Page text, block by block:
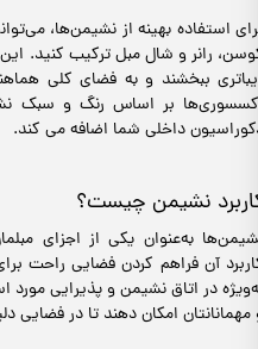
استفاده بهینه از نشیمن‌ها،
رانر و شال مبل ترکیب کنید.
ببخشند و به فضای کلی
بر اساس رنگ و سبک
داخلی شما اضافه می کند.
نشیمن چیست؟
به‌عنوان یکی از اجزای
آن‌ فراهم کردن فضایی راحت
در اتاق نشیمن و پذیرایی مورد
مهمانانتان امکان دهند تا در